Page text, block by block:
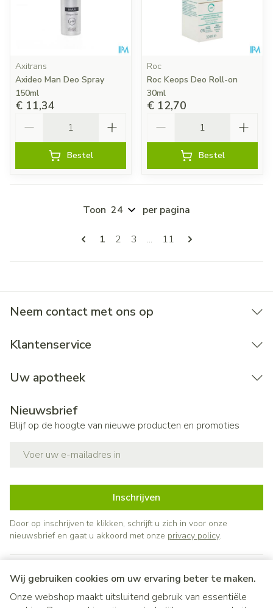
Wij gebruiken cookies om uw ervaring beter te maken.
Onze webshop maakt uitsluitend gebruik van essentiële
Axitrans
Axideo Man Deo Spray
150ml
€ 11,34
Bestel
Roc
Roc Keops Deo Roll-on
30ml
€ 12,70
Bestel
Pagina's
U lees momenteel pagina
1 Pagina
2 Pagina
3 ... Pagina
11
Toon per pagina
Neem contact met ons op
Klantenservice
Uw apotheek
Nieuwsbrief
Blijf op de hoogte van nieuwe producten en promoties
Inschrijven
Door op inschrijven te klikken, schrijft u zich in voor onze
nieuwsbrief en gaat u akkoord met onze privacy policy.